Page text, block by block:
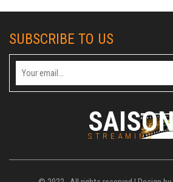
SUBSCRIBE TO US
STREAMING